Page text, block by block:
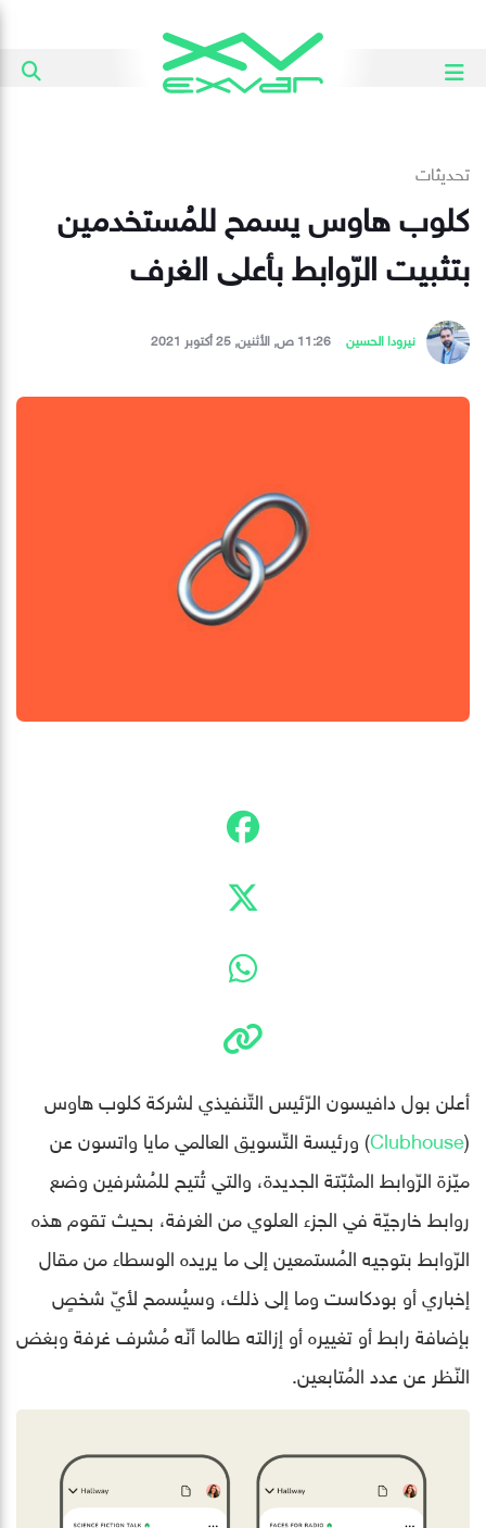
تحديثات
كلوب هاوس يسمح للمُستخدمين
بتثبيت الرّوابط بأعلى الغرف
نيرودا الحسين 11:26 ص, الأثنين, 25 أكتوبر 2021
أعلن بول دافيسون الرّئيس التّنفيذي لشركة كلوب هاوس
(
Clubhouse) ورئيسة التّسويق العالمي مايا واتسون عن
ميّزة الرّوابط المثبّتة الجديدة، والتي تُتيح للمُشرفين وضع
روابط خارجيّة في الجزء العلوي من الغرفة، بحيث تقوم هذه
الرّوابط بتوجيه المُستمعين إلى ما يريده الوسطاء من مقال
إخباري أو بودكاست وما إلى ذلك، وسيُسمح لأيّ شخصٍ
بإضافة رابط أو تغييره أو إزالته طالما أنّه مُشرف غرفة وبغض
النّظر عن عدد المُتابعين.